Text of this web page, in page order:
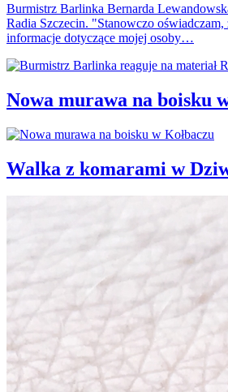
Burmistrz Barlinka Bernarda
Radia Szczecin. "Stanowczo
informacje dotyczące mojej osoby…
Nowa murawa na boisku
Walka z komarami w